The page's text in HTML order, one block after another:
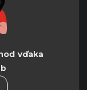
vďaka